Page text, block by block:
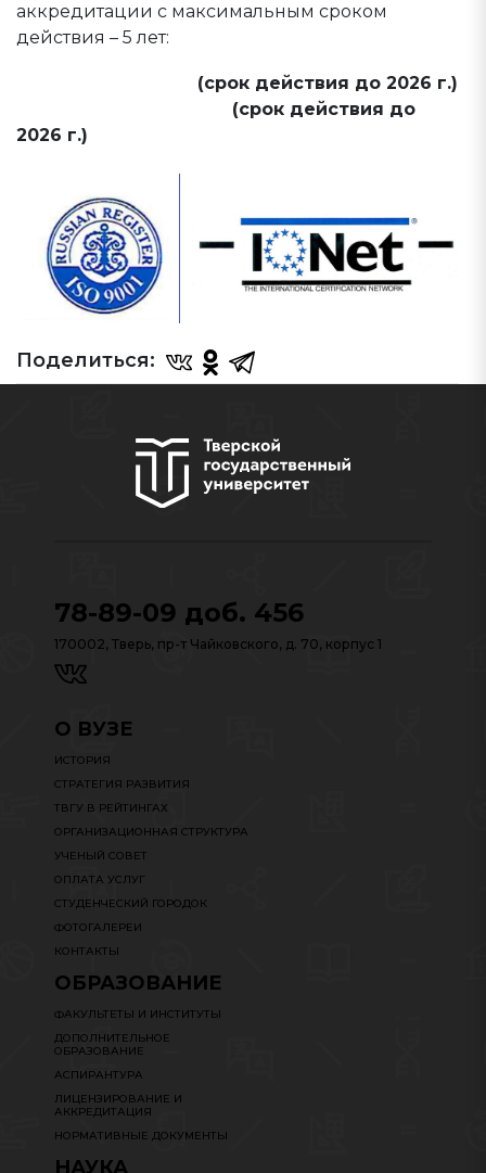
аккредитации с максимальным сроком
действия – 5 лет:
(срок действия до 2026 г.)
(срок действия до
2026 г.)
Поделиться:
78-89-09 доб. 456
170002, Тверь, пр-т Чайковского, д. 70, корпус 1
О ВУЗЕ
ИСТОРИЯ
СТРАТЕГИЯ РАЗВИТИЯ
ТВГУ В РЕЙТИНГАХ
ОРГАНИЗАЦИОННАЯ СТРУКТУРА
УЧЕНЫЙ СОВЕТ
ОПЛАТА УСЛУГ
СТУДЕНЧЕСКИЙ ГОРОДОК
ФОТОГАЛЕРЕИ
КОНТАКТЫ
ОБРАЗОВАНИЕ
ФАКУЛЬТЕТЫ И ИНСТИТУТЫ
ДОПОЛНИТЕЛЬНОЕ
ОБРАЗОВАНИЕ
АСПИРАНТУРА
ЛИЦЕНЗИРОВАНИЕ И
АККРЕДИТАЦИЯ
НОРМАТИВНЫЕ ДОКУМЕНТЫ
НАУКА